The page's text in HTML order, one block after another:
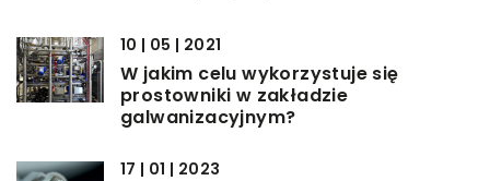
10 | 05 | 2021
W jakim celu wykorzystuje się
prostowniki w zakładzie
galwanizacyjnym?
17 | 01 | 2023